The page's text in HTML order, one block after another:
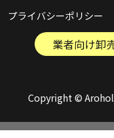
プライバシーポリシー
業者向け卸
Copyright ©